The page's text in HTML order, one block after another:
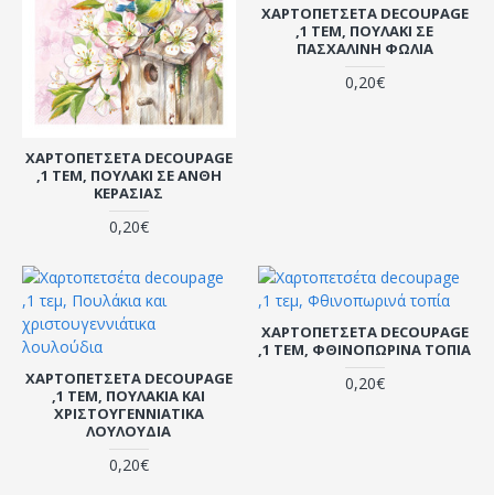
ΧΑΡΤΟΠΕΤΣΈΤΑ DECOUPAGE
,1 ΤΕΜ, ΠΟΥΛΆΚΙ ΣΕ ΆΝΘΗ
ΚΕΡΑΣΙΆΣ
0,20€
ΧΑΡΤΟΠΕΤΣΈΤΑ DECOUPAGE
,1 ΤΕΜ, ΠΟΥΛΆΚΙ ΣΕ
ΠΑΣΧΑΛΙΝΉ ΦΩΛΙΆ
0,20€
ΧΑΡΤΟΠΕΤΣΈΤΑ DECOUPAGE
,1 ΤΕΜ, ΠΟΥΛΆΚΙΑ ΚΑΙ
ΧΡΙΣΤΟΥΓΕΝΝΙΆΤΙΚΑ
ΛΟΥΛΟΎΔΙΑ
0,20€
ΧΑΡΤΟΠΕΤΣΈΤΑ DECOUPAGE
,1 ΤΕΜ, ΦΘΙΝΟΠΩΡΙΝΆ ΤΟΠΊΑ
0,20€